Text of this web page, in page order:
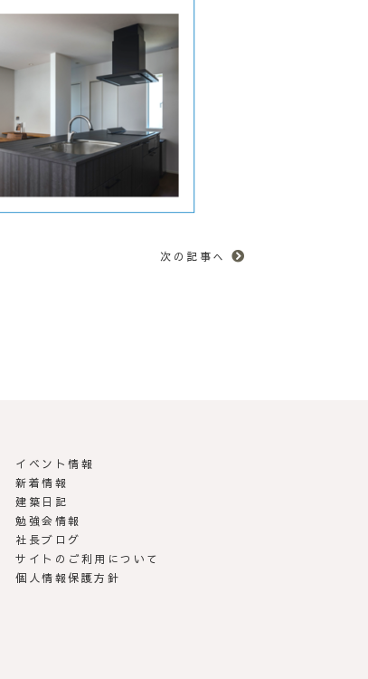
次の記事へ
イベント情報
新着情報
建築日記
勉強会情報
社長ブログ
サイトのご利用について
個人情報保護方針